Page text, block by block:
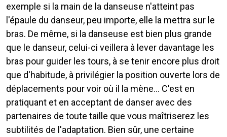
exemple si la main de la danseuse n'atteint pas
l'épaule du danseur, peu importe, elle la mettra sur le
bras. De même, si la danseuse est bien plus grande
que le danseur, celui-ci veillera à lever davantage les
bras pour guider les tours, à se tenir encore plus droit
que d'habitude, à privilégier la position ouverte lors de
déplacements pour voir où il la mène... C'est en
pratiquant et en acceptant de danser avec des
partenaires de toute taille que vous maîtriserez les
subtilités de l'adaptation. Bien sûr, une certaine